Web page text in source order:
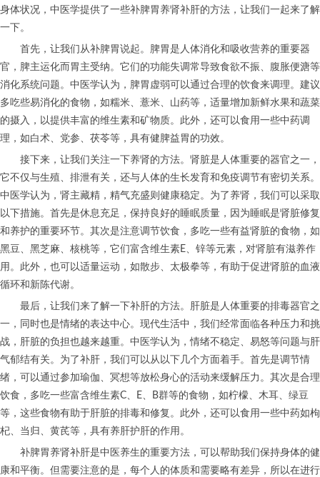
身体状况，中医学提供了一些补脾胃养肾补肝的方法，让我们一起来了解
一下。
首先，让我们从补脾胃说起。脾胃是人体消化和吸收营养的重要器
官，脾主运化而胃主受纳。它们的功能失调常导致食欲不振、腹胀便溏等
消化系统问题。中医学认为，脾胃虚弱可以通过合理的饮食来调理。建议
多吃些易消化的食物，如糯米、薏米、山药等，适量增加新鲜水果和蔬菜
的摄入，以提供丰富的维生素和矿物质。此外，还可以食用一些中药调
理，如白术、党参、茯苓等，具有健脾益胃的功效。
接下来，让我们关注一下养肾的方法。肾脏是人体重要的器官之一，
它不仅与生殖、排泄有关，还与人体的生长发育和免疫调节有密切关系。
中医学认为，肾主藏精，精气充盛则健康稳定。为了养肾，我们可以采取
以下措施。首先是休息充足，保持良好的睡眠质量，因为睡眠是肾脏修复
和养护的重要环节。其次是注意调节饮食，多吃一些有益肾脏的食物，如
黑豆、黑芝麻、核桃等，它们富含维生素E、锌等元素，对肾脏有滋养作
用。此外，也可以适量运动，如散步、太极拳等，有助于促进肾脏的血液
循环和新陈代谢。
最后，让我们来了解一下补肝的方法。肝脏是人体重要的排毒器官之
一，同时也是情绪的表达中心。现代生活中，我们经常面临各种压力和挑
战，肝脏的负担也越来越重。中医学认为，情绪不稳定、易怒等问题与肝
气郁结有关。为了补肝，我们可以从以下几个方面着手。首先是调节情
绪，可以通过参加瑜伽、冥想等放松身心的活动来缓解压力。其次是合理
饮食，多吃一些富含维生素C、E、B群等的食物，如柠檬、木耳、绿豆
等，这些食物有助于肝脏的排毒和修复。此外，还可以食用一些中药如枸
杞、当归、黄芪等，具有养肝护肝的作用。
补脾胃养肾补肝是中医养生的重要方法，可以帮助我们保持身体的健
康和平衡。但需要注意的是，每个人的体质和需要略有差异，所以在进行